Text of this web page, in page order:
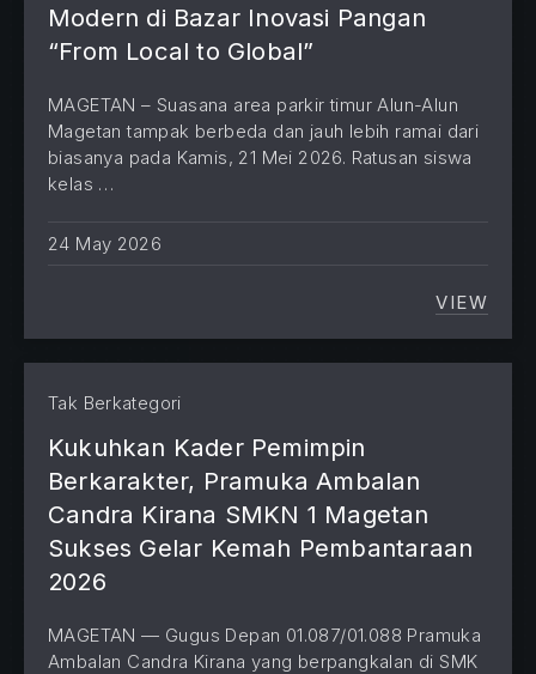
Modern di Bazar Inovasi Pangan
“From Local to Global”
MAGETAN – Suasana area parkir timur Alun-Alun
Magetan tampak berbeda dan jauh lebih ramai dari
biasanya pada Kamis, 21 Mei 2026. Ratusan siswa
kelas …
24 May 2026
VIEWSISWA
Tak Berkategori
Kukuhkan Kader Pemimpin
Berkarakter, Pramuka Ambalan
Candra Kirana SMKN 1 Magetan
Sukses Gelar Kemah Pembantaraan
2026
MAGETAN — Gugus Depan 01.087/01.088 Pramuka
Ambalan Candra Kirana yang berpangkalan di SMK